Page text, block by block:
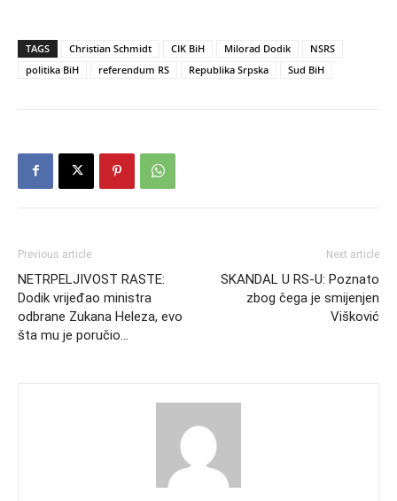
TAGS Christian Schmidt CIK BiH Milorad Dodik
NSRS
politika BiH
referendum RS Republika Srpska Sud BiH
Previous article
NETRPELJIVOST RASTE:
Dodik vrijeđao ministra
odbrane Zukana Heleza, evo
šta mu je poručio…
Next article
SKANDAL U RS-U: Poznato
zbog čega je smijenjen
Višković